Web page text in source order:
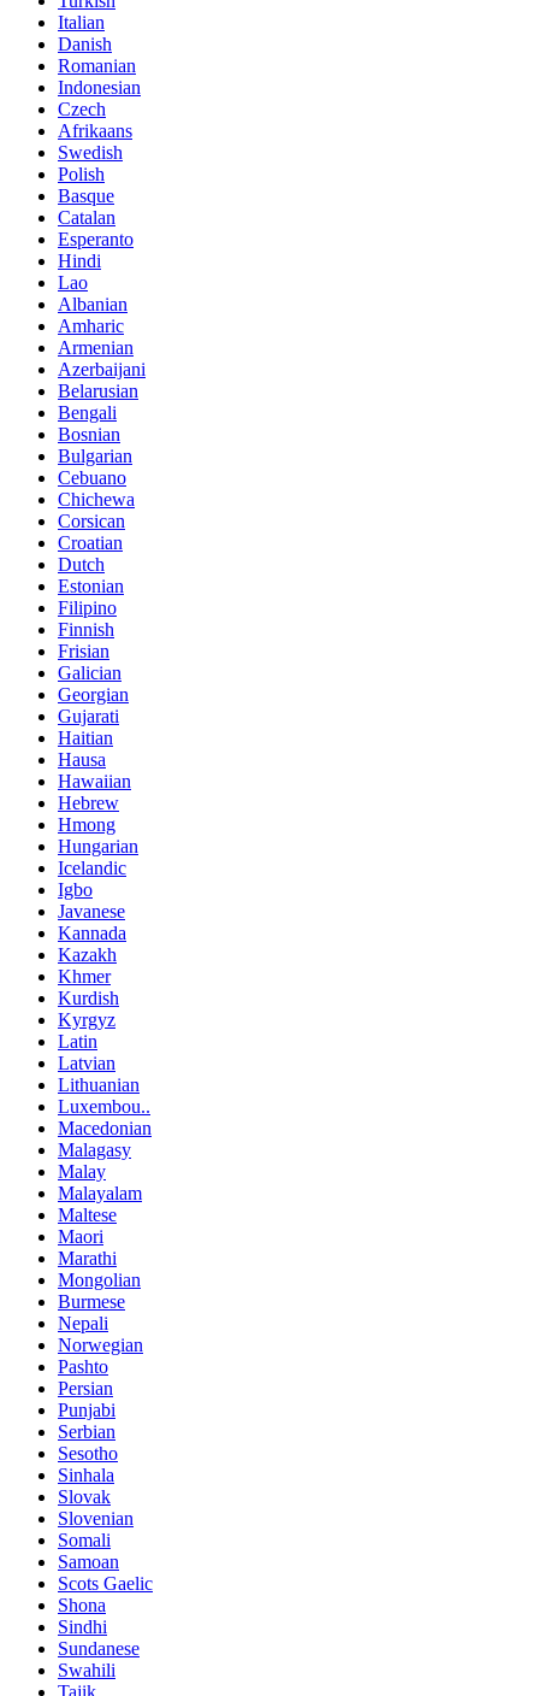
Italian
Danish
Romanian
Indonesian
Czech
Afrikaans
Swedish
Polish
Basque
Catalan
Esperanto
Hindi
Lao
Albanian
Amharic
Armenian
Azerbaijani
Belarusian
Bengali
Bosnian
Bulgarian
Cebuano
Chichewa
Corsican
Croatian
Dutch
Estonian
Filipino
Finnish
Frisian
Galician
Georgian
Gujarati
Haitian
Hausa
Hawaiian
Hebrew
Hmong
Hungarian
Icelandic
Igbo
Javanese
Kannada
Kazakh
Khmer
Kurdish
Kyrgyz
Latin
Latvian
Lithuanian
Luxembou..
Macedonian
Malagasy
Malay
Malayalam
Maltese
Maori
Marathi
Mongolian
Burmese
Nepali
Norwegian
Pashto
Persian
Punjabi
Serbian
Sesotho
Sinhala
Slovak
Slovenian
Somali
Samoan
Scots Gaelic
Shona
Sindhi
Sundanese
Swahili